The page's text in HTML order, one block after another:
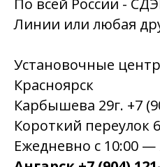
По всей России -
Линии или любая
Установочные
Красноярск
Карбышева 29г. +7
Короткий переулок
Ежедневно с 10:00 —